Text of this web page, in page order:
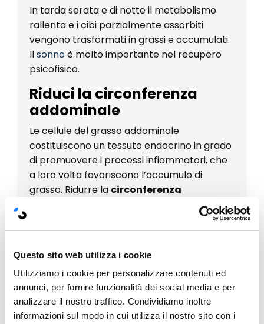
Questo sito web utilizza i cookie
Utilizziamo i cookie per personalizzare contenuti ed
annunci, per fornire funzionalità dei social media e per
analizzare il nostro traffico. Condividiamo inoltre
informazioni sul modo in cui utilizza il nostro sito con i
In tarda serata e di notte il metabolismo
rallenta e i cibi parzialmente assorbiti
vengono trasformati in grassi e accumulati.
Ilsonnoè molto importante nel recupero
psicofisico.
Riduci la circonferenza
addominale
Le cellule del grasso addominale
costituiscono un tessuto endocrino in grado
di promuovere i processi infiammatori, che
a loro volta favoriscono l’accumulo di
grasso. Ridurre la circonferenza
è più importante che perdere
verdura biologica
Frutta e verdura sono ricche di antiossidanti,
vitamine e fitonutrienti, sostanze necessarie
per un’ottima funzionalità cellulare.